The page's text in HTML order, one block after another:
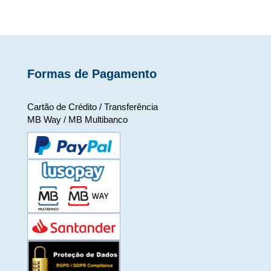
Formas de Pagamento
Cartão de Crédito / Transferência
MB Way / MB Multibanco